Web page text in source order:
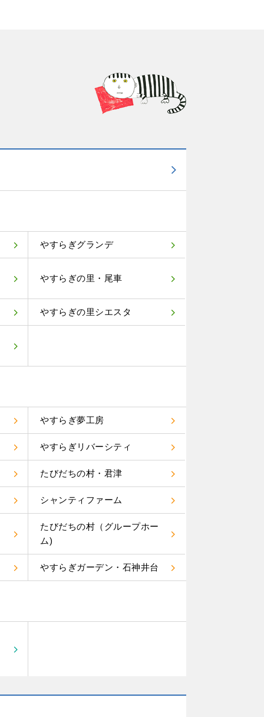
やすらぎグランデ
やすらぎの里・尾車
やすらぎの里シエスタ
やすらぎ夢工房
やすらぎリバーシティ
たびだちの村・君津
シャンティファーム
たびだちの村（グループホー
ム)
やすらぎガーデン・石神井台